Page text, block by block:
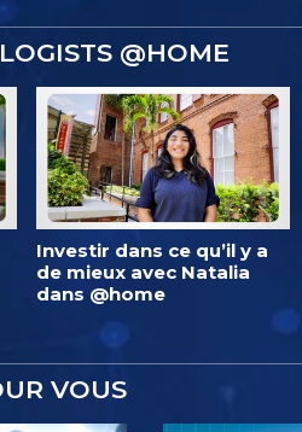
@HOME
Investir dans ce qu’il y a
de mieux avec Natalia
dans @home
VOUS